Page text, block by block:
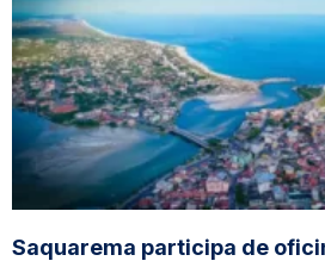
Saquarema participa de